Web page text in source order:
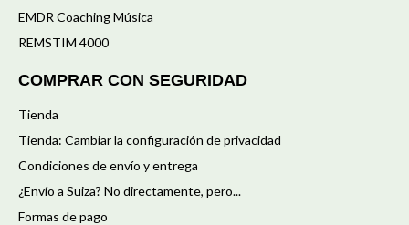
EMDR Coaching Música
REMSTIM 4000
COMPRAR CON SEGURIDAD
Tienda
Tienda: Cambiar la configuración de privacidad
Condiciones de envío y entrega
¿Envío a Suiza? No directamente, pero...
Formas de pago